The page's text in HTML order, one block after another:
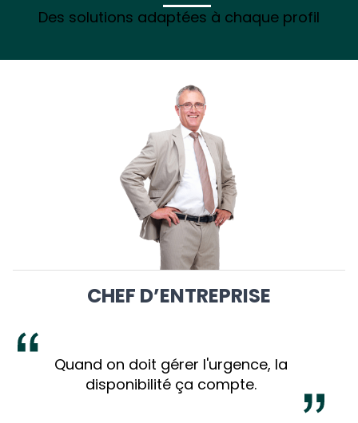
Des solutions adaptées à chaque profil
CHEF D’ENTREPRISE
Quand on doit gérer l'urgence, la
disponibilité ça compte.